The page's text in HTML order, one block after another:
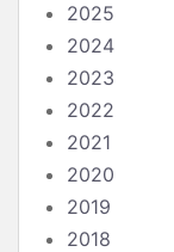
2025
2024
2023
2022
2021
2020
2019
2018